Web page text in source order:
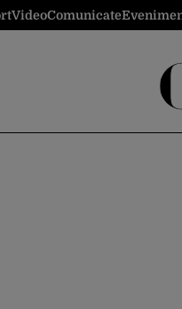
VideoComunicate